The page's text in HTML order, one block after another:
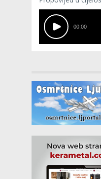
00:00